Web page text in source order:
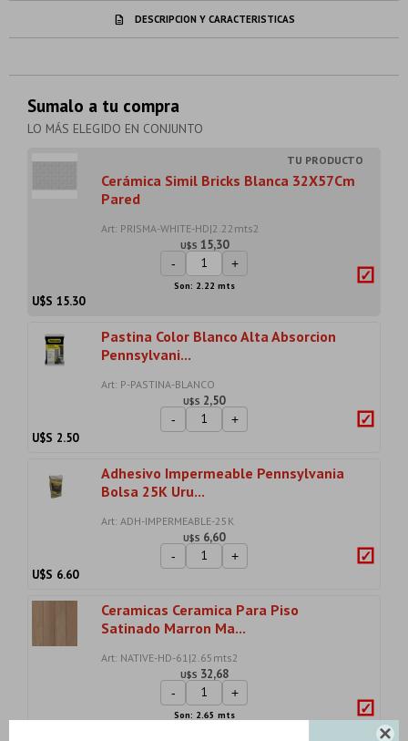

DESCRIPCION Y CARACTERISTICAS
Sumalo a tu compra
LO MÁS ELEGIDO EN CONJUNTO
Cerámica Simil Bricks Blanca 32X57Cm
Pared
Art: PRISMA-WHITE-HD|2.22mts2
U$S 15,30
- +
Son: 2.22 mts
U$S 15.30
Pastina Color Blanco Alta Absorcion
Pennsylvani...
Art: P-PASTINA-BLANCO
U$S 2,50
- +
U$S 2.50
Adhesivo Impermeable Pennsylvania
Bolsa 25K Uru...
Art: ADH-IMPERMEABLE-25K
U$S 6,60
- +
U$S 6.60
Ceramicas Ceramica Para Piso
Satinado Marron Ma...
Art: NATIVE-HD-61|2.65mts2
U$S 32,68
- +
Son: 2.65 mts